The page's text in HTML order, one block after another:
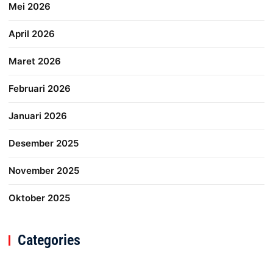
Mei 2026
April 2026
Maret 2026
Februari 2026
Januari 2026
Desember 2025
November 2025
Oktober 2025
Categories